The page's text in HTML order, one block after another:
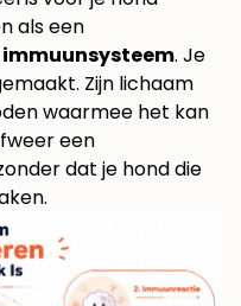
als een
. Je
Zijn lichaam
waarmee het kan
een
dat je hond die